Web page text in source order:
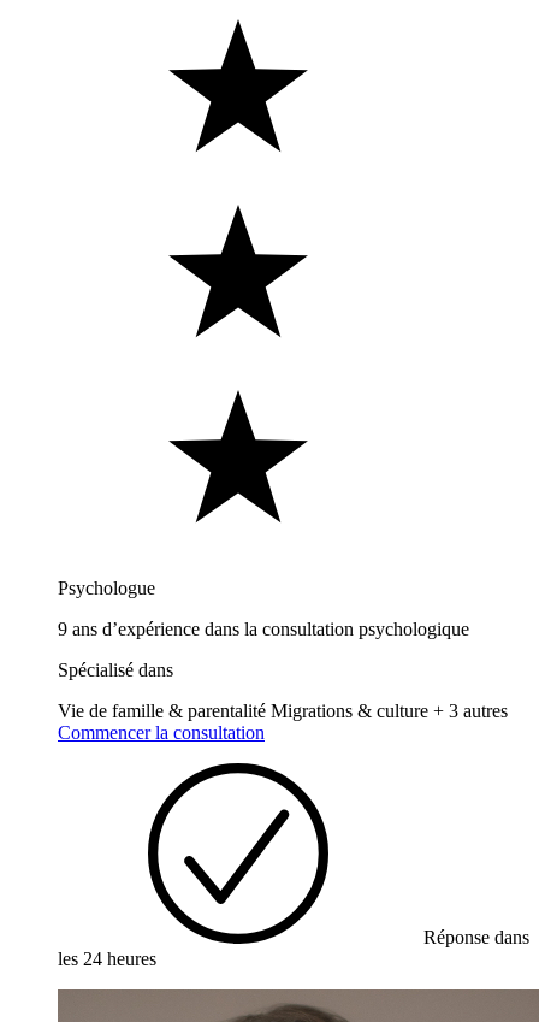
Psychologue
9 ans d’expérience dans la consultation psychologique
Spécialisé dans
Vie de famille & parentalité Migrations & culture + 3 autres
Commencer la consultation
Réponse dans
les 24 heures